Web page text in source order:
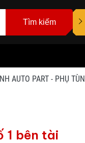
Tìm kiếm
PART - PHỤ TÙNG
1 bên tài